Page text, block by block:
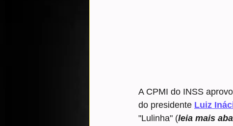
A CPMI do INSS
do presidente Luiz
"Lulinha" (leia mais